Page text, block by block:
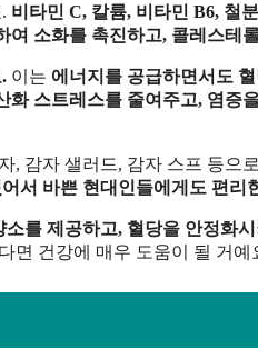
비타민 C, 칼륨, 비타민 B6, 철
여 소화를 촉진하고, 콜레스테
이는 에너지를 공급하면서도
화 스트레스를 줄여주고, 염증
, 감자 샐러드, 감자 스프 등으
서 바쁜 현대인들에게도 편리
를 제공하고, 혈당을 안정화
면 건강에 매우 도움이 될 거예